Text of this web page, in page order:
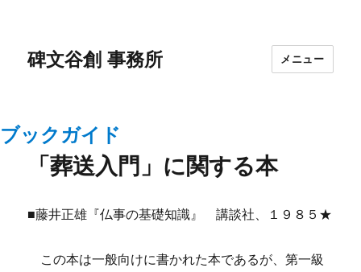
碑文谷創 事務所 メニュー
ブックガイド
「葬送入門」に関する本
■藤井正雄『仏事の基礎知識』 講談社、１９８５★
この本は一般向けに書かれた本であるが、第一級